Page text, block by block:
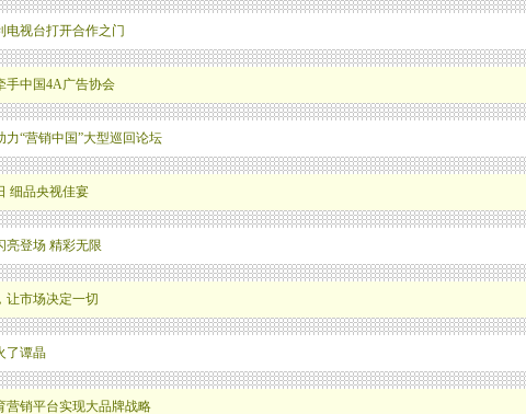
电视台打开合作之门
手中国4A广告协会
力“营销中国”大型巡回论坛
细品央视佳宴
亮登场 精彩无限
让市场决定一切
了谭晶
营销平台实现大品牌战略